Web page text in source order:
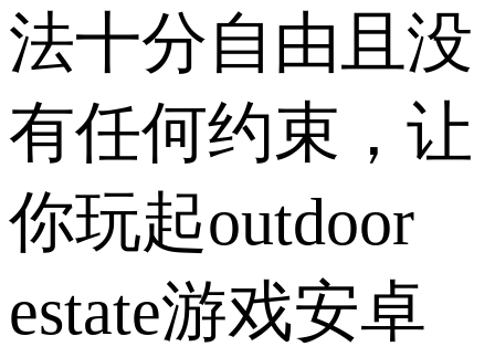
法十分自由且没
有任何约束，让
你玩起outdoor
estate游戏安卓